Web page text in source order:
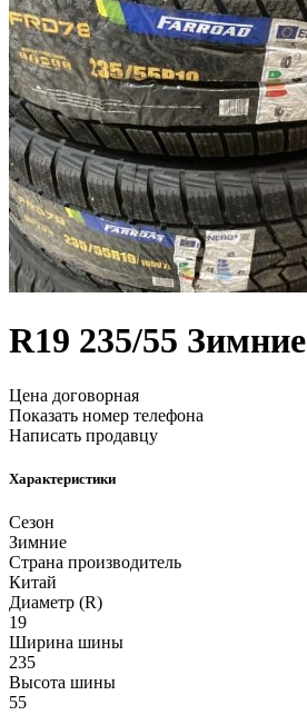
R19 235/55 Зимние
Цена договорная
Показать номер телефона
Написать продавцу
Характеристики
Сезон
Зимние
Страна производитель
Китай
Диаметр (R)
19
Ширина шины
235
Высота шины
55